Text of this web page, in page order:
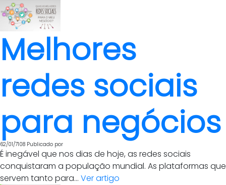
Melhores
redes sociais
para negócios
62/01/7108 Publicado por
É inegável que nos dias de hoje, as redes sociais
conquistaram a população mundial. As plataformas que
servem tanto para... Ver artigo